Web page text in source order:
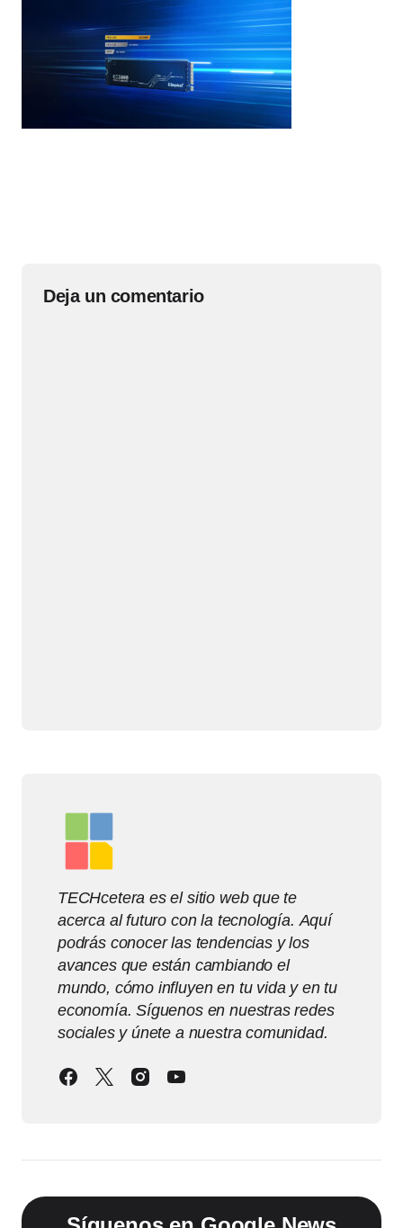
Deja un comentario
TECHcetera es el sitio web que te
acerca al futuro con la tecnología. Aquí
podrás conocer las tendencias y los
avances que están cambiando el
mundo, cómo influyen en tu vida y en tu
economía. Síguenos en nuestras redes
sociales y únete a nuestra comunidad.